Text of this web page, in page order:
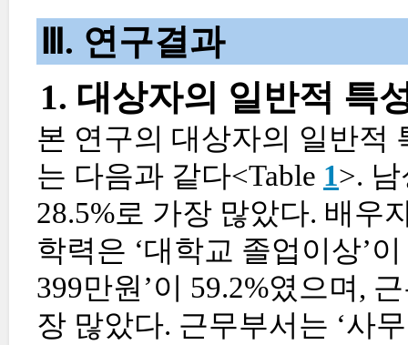
Ⅲ. 연구결과
1. 대상자의 일반적 특
본 연구의 대상자의 일반적
는 다음과 같다<Table 1>. 남
28.5%로 가장 많았다. 배우
학력은 ‘대학교 졸업이상’
399만원’이 59.2%였으며,
장 많았다. 근무부서는 ‘사